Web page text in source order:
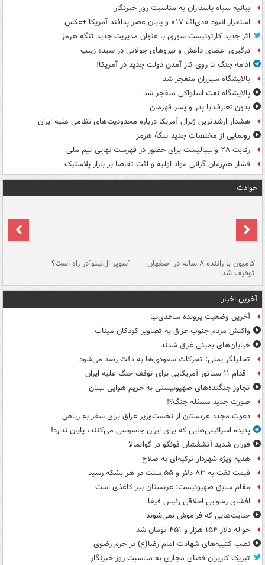
بیانیه سپاه پاسداران به مناسبت روز خبرنگار
استقرار انبوه «دی‌اف‑۱۷» و پایان عصر پدافند آمریکا +عکس
اثر جدید کارتونیست سوری با عنوان مدیریت جدید تنگه هرمز
درگیری اعضای داعش و نیروهای جولانی در سیده زینب
ادامه جنگ تا روی کار آمدن دولت جدید در آمریکا!
پالایشگاه سیزران منفجر شد
پالایشگاه نفت اسلواکی منفجر شد
بدون تعارف با پدر و پسر قهرمان
هشدار ارشدترین ژنرال آمریکا درباره محدودیت‌های نظامی علیه ایران
رونمایی از مختصات جدید تنگۀ هرمز
رقابت ۲۸ والیبالیست برای حضور در فهرست نهایی تیم ملی
فشار هم‌زمان گرانی مواد اولیه و افت تقاضا بر بازار پلاستیک
حوادث
کامیون با راننده ۸ ساله در اصفهان
توقیف شد
"سوپر ال‌نینو"در راه است؟
آخرین اخبار
آخرین وضعیت پرونده ساعدی‌نیا
واکنش مردم جنوب عراق به تصاویر کودکان میناب
خیابان‌های بمبئی غرق شدند
تحلیلگر یمنی: تحرکات سعودی‌ها به دقت رصد می‌شود
اقدام ۱۱ سناتور آمریکایی برای توقف جنگ علیه ایران
تجاوز جنگنده‌های صهیونیستی به حریم هوایی لبنان
صورت جدید مسئله جنگ؟!
دعوت مجدد عربستان از نخست‌وزیر عراق برای سفر به ریاض
پدیده اسرائیلی‌هایی که برای ایران جاسوسی می‌کنند، پایان ندارد!
فوران شدید آتشفشان فوئگو در گواتمالا
هدیه ویژه شهردار ترکیه‌ای به صلاح
قیمت نفت به ۸۳ دلار و ۵۵ سنت در هر بشکه رسید
مقام سابق صهیونیست: عربستان ببر کاغذی است
افشای رسوایی اخلاقی رئیس فیفا
جنایت‌هایی که فراموش نمی‌شوند
حواله دلار ۱۵۴ هزار و ۴۵۱ تومان شد
نصب کتیبه‌های شهادت امام رضا(ع) در حرم رضوی
تبریک کاربران فضای مجازی به مناسبت روز خبرنگار